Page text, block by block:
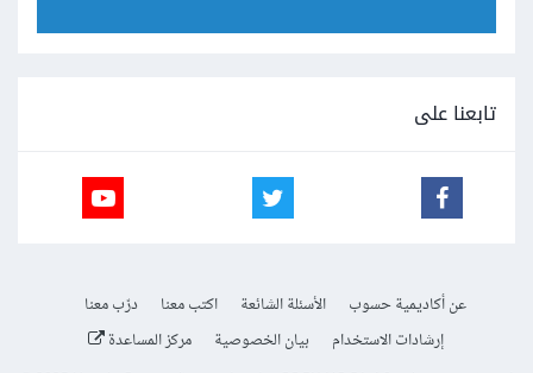
تابعنا على
عن أكاديمية حسوب الأسئلة الشائعة اكتب معنا
درّب معنا
إرشادات الاستخدام
بيان الخصوصية مركز المساعدة